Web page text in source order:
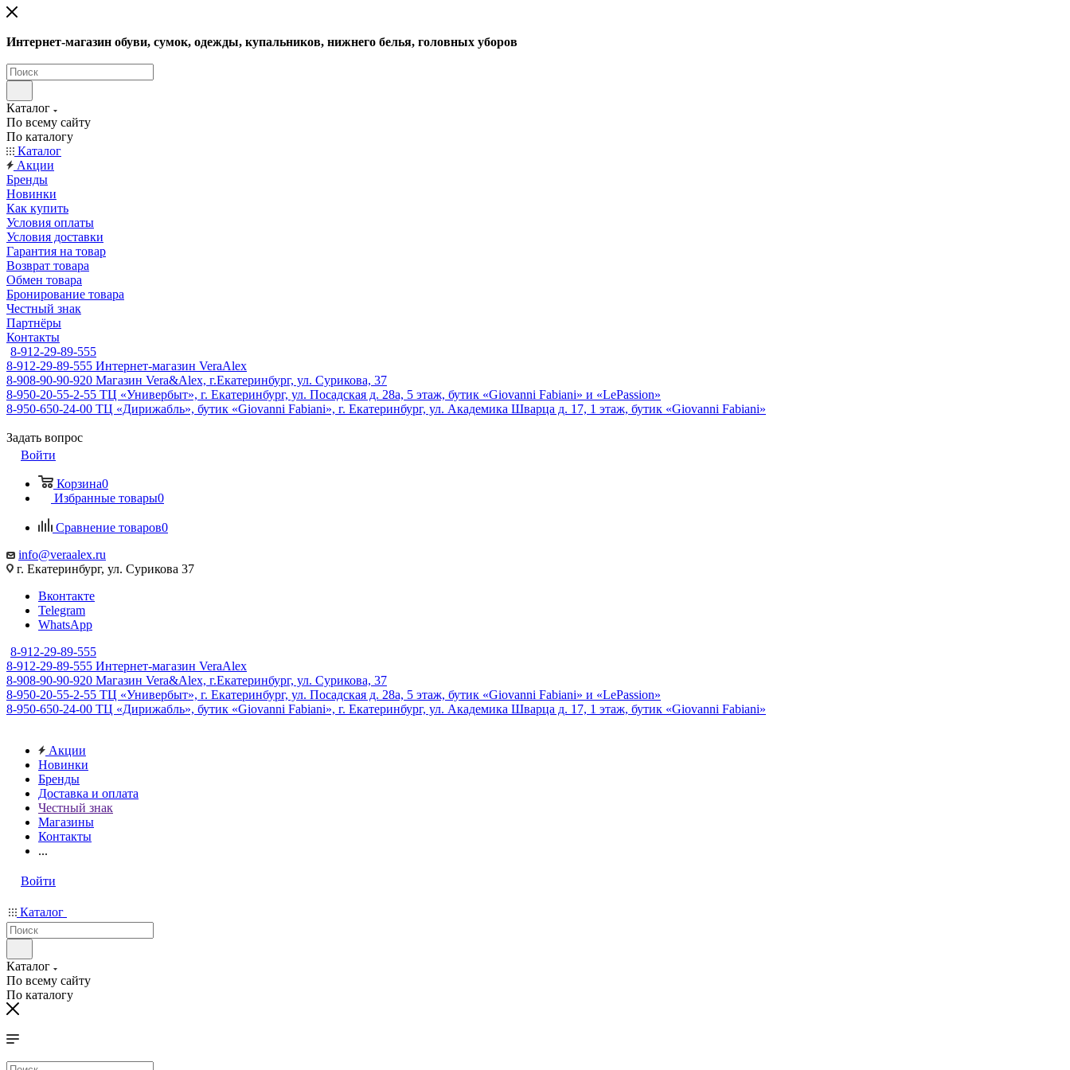
Интернет-магазин обуви, сумок, одежды, купальников, нижнего белья, головных уборов
Каталог
По всему сайту
По каталогу
Каталог
Акции
Бренды
Новинки
Как купить
Условия оплаты
Условия доставки
Гарантия на товар
Возврат товара
Обмен товара
Бронирование товара
Честный знак
Партнёры
Контакты
8-912-29-89-555
8-912-29-89-555 Интернет-магазин VeraAlex
8-908-90-90-920 Магазин Vera&Alex, г.Екатеринбург, ул. Сурикова, 37
8-950-20-55-2-55 ТЦ «Универбыт», г. Екатеринбург, ул. Посадская д. 28а, 5 этаж, бутик «Giovanni Fabiani» и «LePassion»
8-950-650-24-00 ТЦ «Дирижабль», бутик «Giovanni Fabiani», г. Екатеринбург, ул. Академика Шварца д. 17, 1 этаж, бутик «Giovanni Fabiani»
Задать вопрос
Войти
Корзина0
Избранные товары0
Сравнение товаров0
info@veraalex.ru
г. Екатеринбург, ул. Сурикова 37
Вконтакте
Telegram
WhatsApp
8-912-29-89-555
8-912-29-89-555 Интернет-магазин VeraAlex
8-908-90-90-920 Магазин Vera&Alex, г.Екатеринбург, ул. Сурикова, 37
8-950-20-55-2-55 ТЦ «Универбыт», г. Екатеринбург, ул. Посадская д. 28а, 5 этаж, бутик «Giovanni Fabiani» и «LePassion»
8-950-650-24-00 ТЦ «Дирижабль», бутик «Giovanni Fabiani», г. Екатеринбург, ул. Академика Шварца д. 17, 1 этаж, бутик «Giovanni Fabiani»
Акции
Новинки
Бренды
Доставка и оплата
Честный знак
Магазины
Контакты
...
Войти
Каталог
Каталог
По всему сайту
По каталогу